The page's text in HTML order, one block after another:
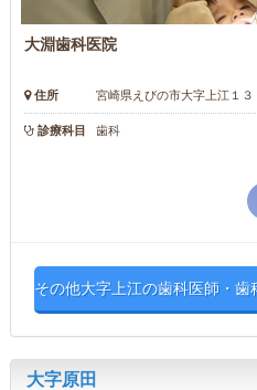
大淵歯科医院
住所 宮崎県えびの市大字上江１３
診療科目 歯科
その他大字上江の歯科医師・
大字原田